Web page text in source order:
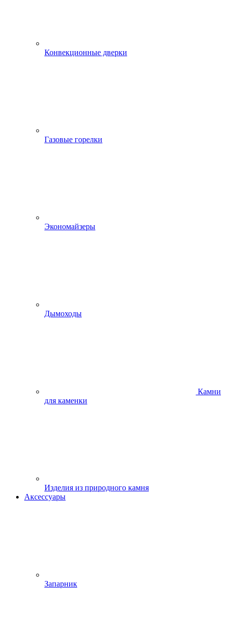
Конвекционные дверки
Газовые горелки
Экономайзеры
Дымоходы
Камни
для каменки
Изделия из природного камня
Аксессуары
Запарник